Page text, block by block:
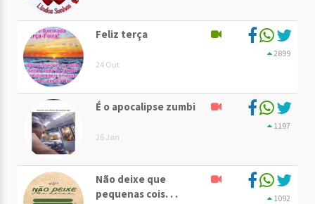
Feliz terça
24 Out
2899
É o apocalipse zumbi
26 Jan
1197
Não deixe que
pequenas cois. . .
1092